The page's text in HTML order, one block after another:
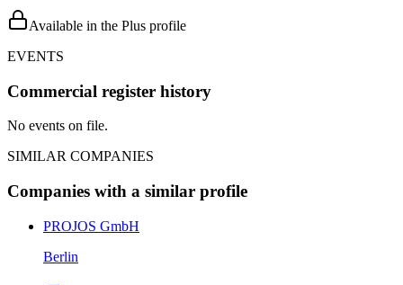
Available in the Plus profile
EVENTS
Commercial register history
No events on file.
SIMILAR COMPANIES
Companies with a similar profile
PROJOS GmbH
Berlin